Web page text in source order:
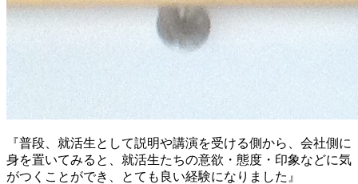
『普段、就活生として説明や講演を受ける側から、会社側に
身を置いてみると、就活生たちの意欲・態度・印象などに気
がつくことができ、とても良い経験になりました』